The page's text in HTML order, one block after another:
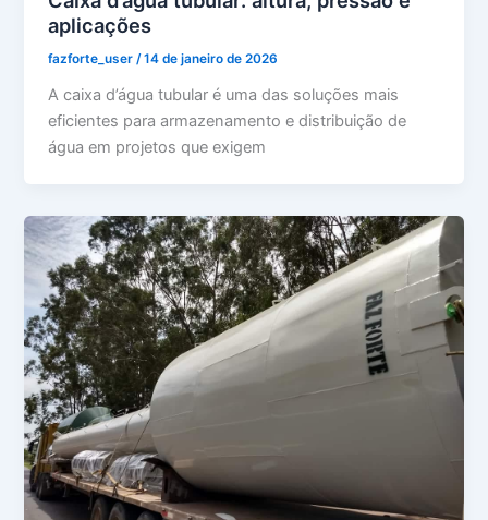
aplicações
fazforte_user/14 de janeiro de 2026
A caixa d’água tubular é uma das soluções mais
eficientes para armazenamento e distribuição de
água em projetos que exigem